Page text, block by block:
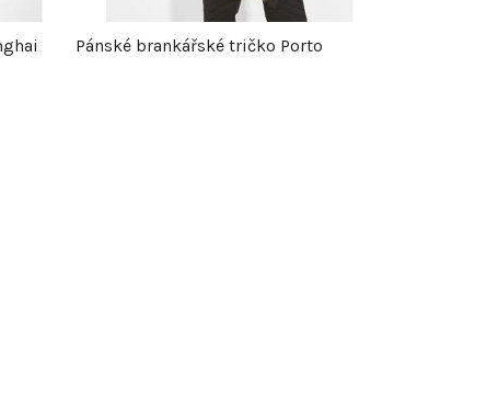
Pánské brankářské tričko Porto